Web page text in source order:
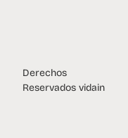
Derechos
Reservados vidain